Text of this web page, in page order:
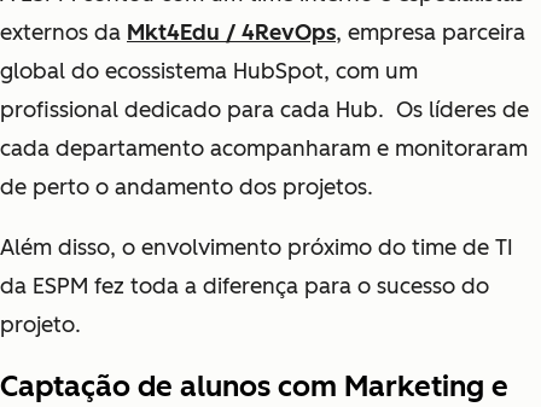
externos da Mkt4Edu / 4RevOps, empresa parceira
global do ecossistema HubSpot, com um
profissional dedicado para cada Hub. Os líderes de
cada departamento acompanharam e monitoraram
de perto o andamento dos projetos.
Além disso, o envolvimento próximo do time de TI
da ESPM fez toda a diferença para o sucesso do
projeto.
Captação de alunos com Marketing e